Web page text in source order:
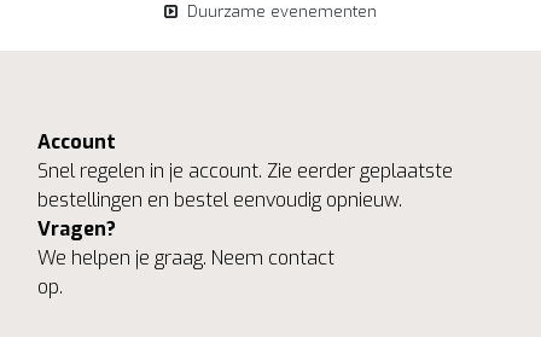
Duurzame evenementen
Account
Snel regelen in je account. Zie eerder geplaatste
bestellingen en bestel eenvoudig opnieuw.
Vragen?
We helpen je graag. Neem contact
op.